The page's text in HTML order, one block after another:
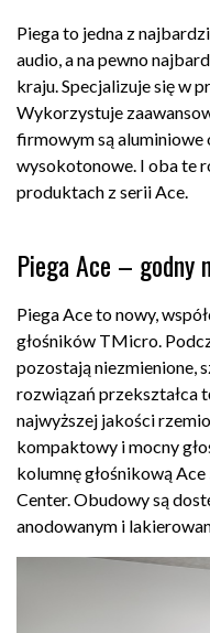
Piega to jedna z
audio, a na pewno
kraju. Specjalizuje się w
Wykorzystuje
firmowym są aluminiowe
wysokotonowe. I oba te
produktach z serii Ace.
Piega Ace – godny
Piega Ace to nowy,
głośników TMicro.
pozostają niezmienione,
rozwiązań przekształca
najwyższej jakości
kompaktowy i mocny
kolumnę głośnikową
Center. Obudowy są
anodowanym i